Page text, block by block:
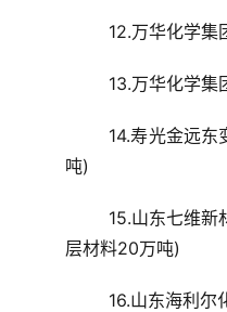
12.万华化学集
13.万华化学集
14.寿光金远
吨)
15.山东七维新
层材料20万吨)
16.山东海利尔